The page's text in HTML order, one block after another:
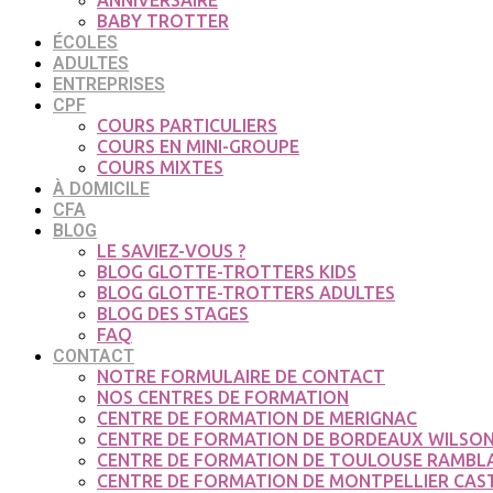
BABY TROTTER
ÉCOLES
ADULTES
ENTREPRISES
CPF
COURS PARTICULIERS
COURS EN MINI-GROUPE
COURS MIXTES
À DOMICILE
CFA
BLOG
LE SAVIEZ-VOUS ?
BLOG GLOTTE-TROTTERS KIDS
BLOG GLOTTE-TROTTERS ADULTES
BLOG DES STAGES
FAQ
CONTACT
NOTRE FORMULAIRE DE CONTACT
NOS CENTRES DE FORMATION
CENTRE DE FORMATION DE MERIGNAC
CENTRE DE FORMATION DE BORDEAUX WILSON
CENTRE DE FORMATION DE TOULOUSE
CENTRE DE FORMATION DE MONTPELLIER